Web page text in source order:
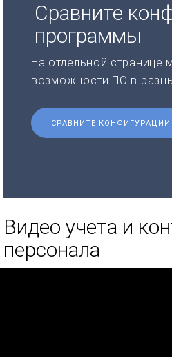
Сравните
программы
На отдельной странице
возможности ПО в
СРАВНИТЕ КОНФИГУРАЦИИ
Видео учета и
персонала